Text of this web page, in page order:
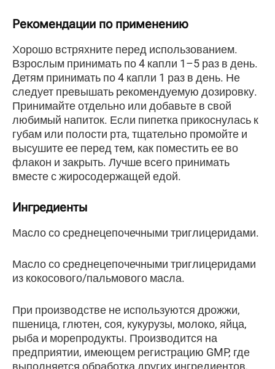
Рекомендации по применению
Хорошо встряхните перед использованием.
Взрослым принимать по 4 капли 1–5 раз в день.
Детям принимать по 4 капли 1 раз в день. Не
следует превышать рекомендуемую дозировку.
Принимайте отдельно или добавьте в свой
любимый напиток. Если пипетка прикоснулась к
губам или полости рта, тщательно промойте и
высушите ее перед тем, как поместить ее во
флакон и закрыть. Лучше всего принимать
вместе с жиросодержащей едой.
Ингредиенты
Масло со среднецепочечными триглицеридами.
Масло со среднецепочечными триглицеридами
из кокосового/пальмового масла.
При производстве не используются дрожжи,
пшеница, глютен, соя, кукурузы, молоко, яйца,
рыба и морепродукты. Производится на
предприятии, имеющем регистрацию GMP, где
выполняется обработка других ингредиентов,